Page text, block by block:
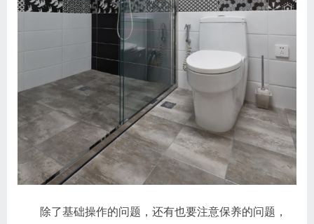
除了基础操作的问题，还有也要注意保养的问题，